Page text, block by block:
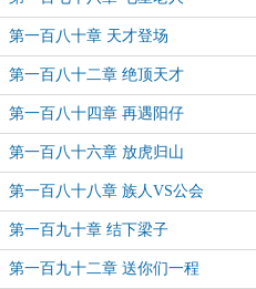
第一百八十章 天才登场
第一百八十二章 绝顶天才
第一百八十四章 再遇阳仔
第一百八十六章 放虎归山
第一百八十八章 族人VS公会
第一百九十章 结下梁子
第一百九十二章 送你们一程